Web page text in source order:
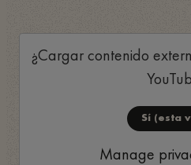
¿Cargar contenido
Sí (esta
Manage